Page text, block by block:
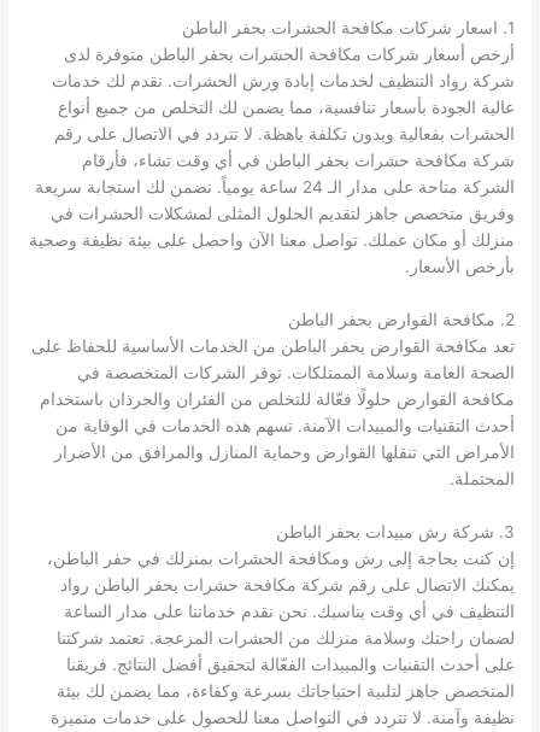
1. اسعار شركات مكافحة الحشرات بحفر الباطن
أرخص أسعار شركات مكافحة الحشرات بحفر الباطن متوفرة لدى
شركة رواد التنظيف لخدمات إبادة ورش الحشرات. نقدم لك خدمات
عالية الجودة بأسعار تنافسية، مما يضمن لك التخلص من جميع أنواع
الحشرات بفعالية وبدون تكلفة باهظة. لا تتردد في الاتصال على رقم
شركة مكافحة حشرات بحفر الباطن في أي وقت تشاء، فأرقام
الشركة متاحة على مدار الـ 24 ساعة يومياً. نضمن لك استجابة سريعة
وفريق متخصص جاهز لتقديم الحلول المثلى لمشكلات الحشرات في
منزلك أو مكان عملك. تواصل معنا الآن واحصل على بيئة نظيفة وصحية
بأرخص الأسعار.
2. مكافحة القوارض بحفر الباطن
تعد مكافحة القوارض بحفر الباطن من الخدمات الأساسية للحفاظ على
الصحة العامة وسلامة الممتلكات. توفر الشركات المتخصصة في
مكافحة القوارض حلولًا فعّالة للتخلص من الفئران والجرذان باستخدام
أحدث التقنيات والمبيدات الآمنة. تسهم هذه الخدمات في الوقاية من
الأمراض التي تنقلها القوارض وحماية المنازل والمرافق من الأضرار
المحتملة.
3. شركة رش مبيدات بحفر الباطن
إن كنت بحاجة إلى رش ومكافحة الحشرات بمنزلك في حفر الباطن،
يمكنك الاتصال على رقم شركة مكافحة حشرات بحفر الباطن رواد
التنظيف في أي وقت يناسبك. نحن نقدم خدماتنا على مدار الساعة
لضمان راحتك وسلامة منزلك من الحشرات المزعجة. تعتمد شركتنا
على أحدث التقنيات والمبيدات الفعّالة لتحقيق أفضل النتائج. فريقنا
المتخصص جاهز لتلبية احتياجاتك بسرعة وكفاءة، مما يضمن لك بيئة
نظيفة وآمنة. لا تتردد في التواصل معنا للحصول على خدمات متميزة